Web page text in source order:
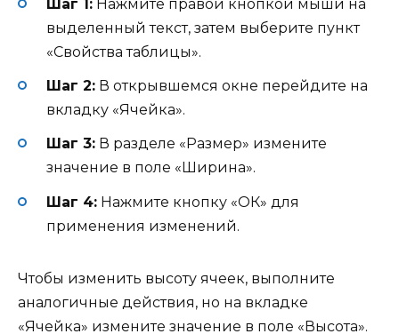
Шаг 1: Нажмите правой кнопкой мыши на
выделенный текст, затем выберите пункт
«Свойства таблицы».
Шаг 2: В открывшемся окне перейдите на
вкладку «Ячейка».
Шаг 3: В разделе «Размер» измените
значение в поле «Ширина».
Шаг 4: Нажмите кнопку «ОК» для
применения изменений.
Чтобы изменить высоту ячеек, выполните
аналогичные действия, но на вкладке
«Ячейка» измените значение в поле «Высота».